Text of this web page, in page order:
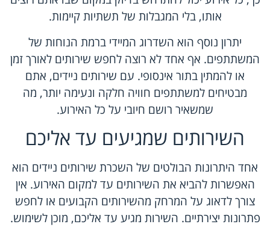
אותו, בלי המגבלות של תשתיות קיימות.
יתרון נוסף הוא השדרוג המיידי ברמת הנוחות של
המשתתפים. אף אחד לא רוצה לחפש שירותים לאורך זמן
או להמתין בתור אינסופי. עם שירותים ניידים, אתם
מבטיחים למשתתפים חוויה חלקה ונעימה יותר, מה
שמשאיר רושם חיובי על כל האירוע.
השירותים שמגיעים עד אליכם
אחד היתרונות הבולטים של השכרת שירותים ניידים הוא
האפשרות להביא את השירותים עד למקום האירוע. אין
צורך לדאוג על המרחק מהשירותים הקבועים או לחפש
פתרונות יצירתיים. השירות מגיע עד אליכם, מוכן לשימוש.